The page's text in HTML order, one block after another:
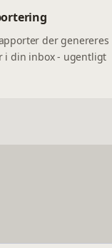
der genereres
i din inbox - ugentligt